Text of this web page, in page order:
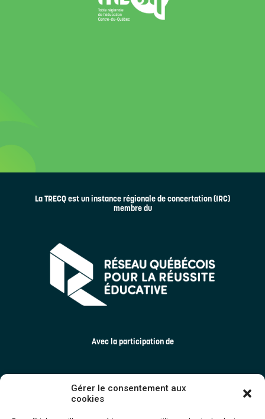
Gérer le consentement aux
cookies
La TRECQ est un instance régionale de concertation (IRC)
membre du
Avec la participation de